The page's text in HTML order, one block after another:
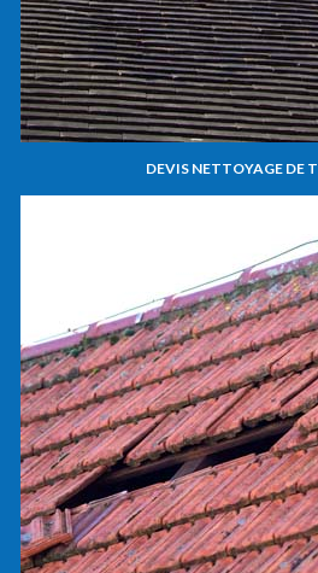
DEVIS NETTOYAGE DE